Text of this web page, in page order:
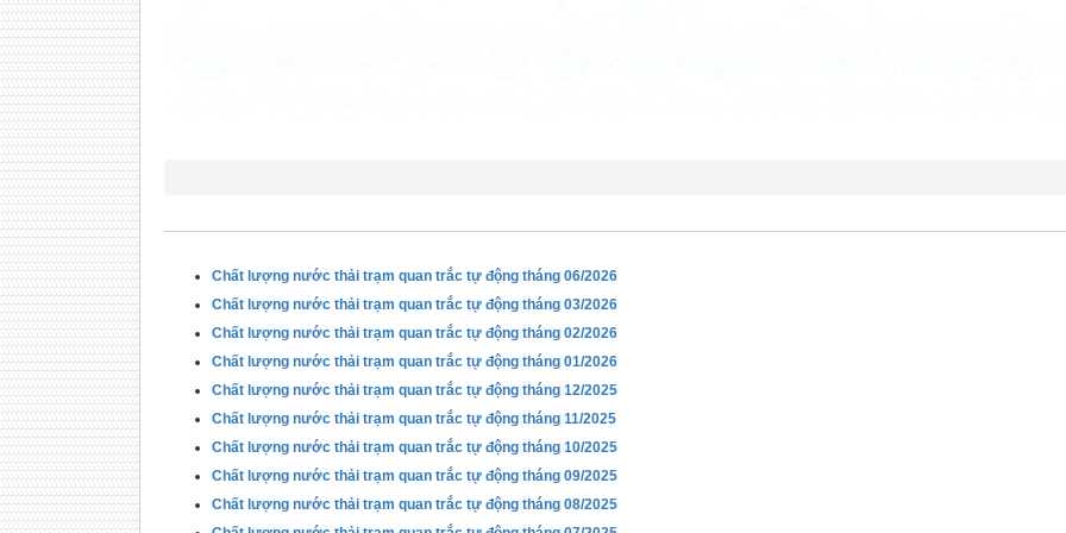
Chất lượng nước thải trạm quan trắc tự động tháng 06/2026
Chất lượng nước thải trạm quan trắc tự động tháng 03/2026
Chất lượng nước thải trạm quan trắc tự động tháng 02/2026
Chất lượng nước thải trạm quan trắc tự động tháng 01/2026
Chất lượng nước thải trạm quan trắc tự động tháng 12/2025
Chất lượng nước thải trạm quan trắc tự động tháng 11/2025
Chất lượng nước thải trạm quan trắc tự động tháng 10/2025
Chất lượng nước thải trạm quan trắc tự động tháng 09/2025
Chất lượng nước thải trạm quan trắc tự động tháng 08/2025